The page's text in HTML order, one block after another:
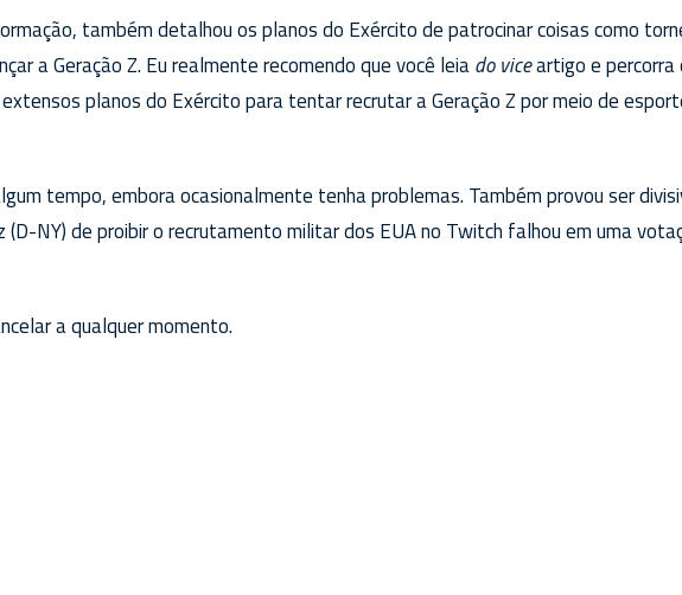
também detalhou os planos do Exército de patrocinar coisas como
a Geração Z. Eu realmente recomendo que você leiado viceartigo e percorra
planos do Exército para tentar recrutar a Geração Z por meio de
tempo, embora ocasionalmente tenha problemas. Também provou ser
NY) de proibir o recrutamento militar dos EUA no Twitch falhou em uma
a qualquer momento.